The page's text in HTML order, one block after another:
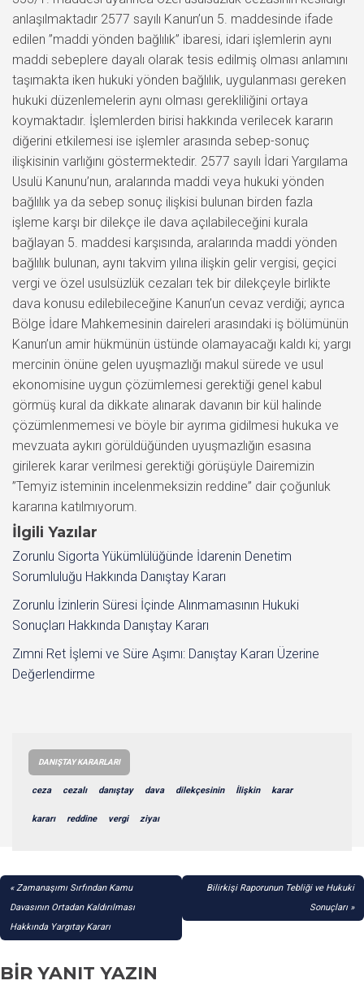
İlgili Yazılar
Zorunlu Sigorta Yükümlülüğünde İdarenin Denetim
Sorumluluğu Hakkında Danıştay Kararı
Zorunlu İzinlerin Süresi İçinde Alınmamasının Hukuki
Sonuçları Hakkında Danıştay Kararı
Zımni Ret İşlemi ve Süre Aşımı: Danıştay Kararı Üzerine
Değerlendirme
DANIŞTAY KARARLARI
ceza cezalı danıştay dava dilekçesinin İlişkin karar
kararı reddine vergi ziyaı
YAZI
GEZINMESI
Zamanaşımı Sırfından Kamu
Davasının Ortadan Kaldırılması
Hakkında Yargıtay Kararı
Bilirkişi Raporunun Tebliği ve Hukuki
Sonuçları
BIR YANIT YAZIN